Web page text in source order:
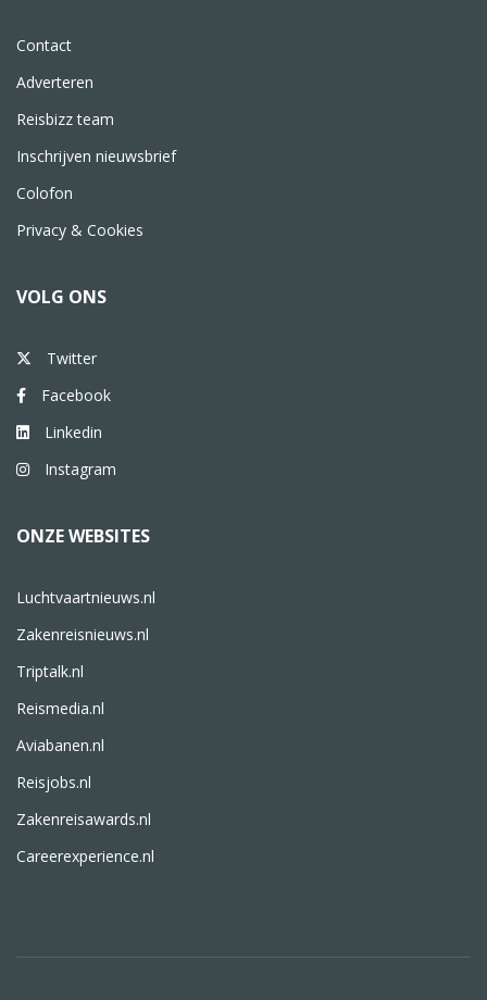
Contact
Adverteren
Reisbizz team
Inschrijven nieuwsbrief
Colofon
Privacy & Cookies
VOLG ONS
Twitter
Facebook
Linkedin
Instagram
ONZE WEBSITES
Luchtvaartnieuws.nl
Zakenreisnieuws.nl
Triptalk.nl
Reismedia.nl
Aviabanen.nl
Reisjobs.nl
Zakenreisawards.nl
Careerexperience.nl